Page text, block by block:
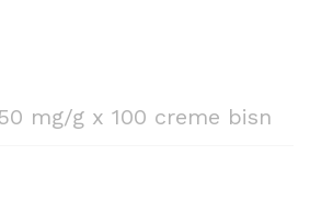
mg/g x 100 creme bisn